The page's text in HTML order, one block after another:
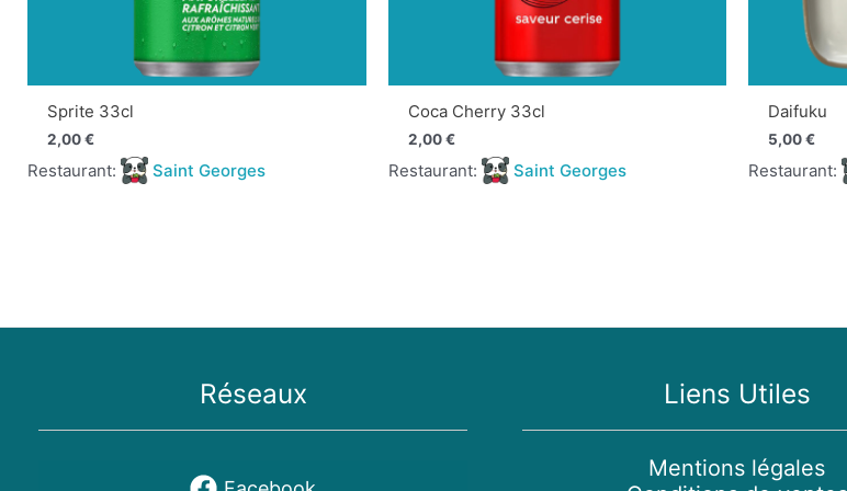
Sprite 33cl
2,00€
Restaurant: Saint Georges
Coca Cherry 33cl
2,00€
Restaurant: Saint Georges
Daifuku
5,00€
Restaurant:
Réseaux Liens Utiles
Mentions légales